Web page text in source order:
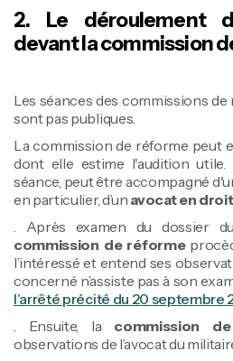
2. Le déroulement
devant la commission
Les séances des commissions
sont pas publiques.
La commission de réforme peut
dont elle estime l'audition
séance, peut être accompagné
en particulier, d’un avocat en
. Après examen du dossier
commission de réforme
l’intéressé et entend ses
concerné n’assiste pas à son
l’arrêté précité du 20 septembre
. Ensuite, la commission
observations de l’avocat du